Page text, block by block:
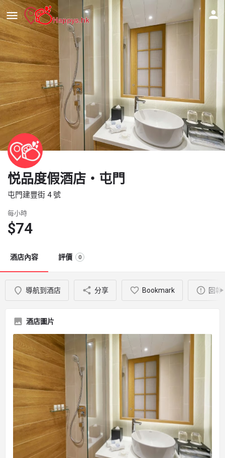
悦品度假酒店‧屯門
屯門建豐街 4 號
每小時
$74
酒店內容 評價 0
導航到酒店 分享 Bookmark 回報
酒店圖片